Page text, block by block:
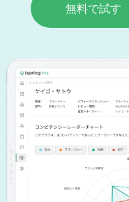
無料で試す